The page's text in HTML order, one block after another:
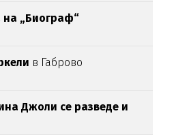
„Биограф“
в Габрово
Джоли се разведе и